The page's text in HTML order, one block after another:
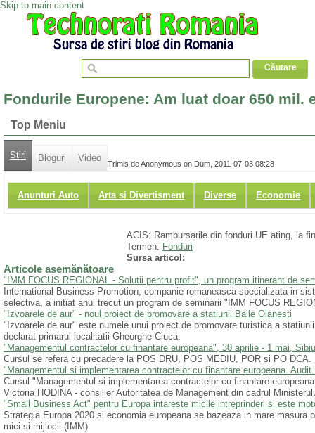
Skip to main content
Fondurile Europene: Am luat doar 650 mil.
Top Meniu
Stiri Bloguri Video
Anunturi Auto Arta si Divertisment Diverse Economie
Trimis de Anonymous on Dum, 2011-07-03 08:28
ACIS: Rambursarile din fonduri UE ating, la
Termen: Fonduri
Sursa articol:
Articole asemănătoare
"IMM FOCUS REGIONAL - Solutii pentru profit", un program itinerant de
International Business Promotion, companie romaneasca specializata in
selectiva, a initiat anul trecut un program de seminarii "IMM FOCUS
"Izvoarele de aur" - noul proiect de promovare a statiunii Baile Olanesti
"Izvoarele de aur" este numele unui proiect de promovare turistica a
declarat primarul localitatii Gheorghe Ciuca.
"Managementul contractelor cu finantare europeana", 30 aprilie - 1 mai, Sibiu
Cursul se refera cu precadere la POS DRU, POS MEDIU, POR si PO DCA.
"Managementul si implementarea contractelor cu finantare europeana.
Cursul "Managementul si implementarea contractelor cu finantare
Victoria HODINA - consilier Autoritatea de Management din cadrul
"Small Business Act" pentru Europa intareste micile intreprinderi si este
Strategia Europa 2020 si economia europeana se bazeaza in mare masura
mici si mijlocii (IMM).